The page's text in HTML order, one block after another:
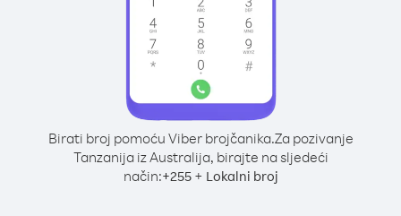
Birati broj pomoću Viber brojčanika.Za pozivanje
Tanzanija iz Australija, birajte na sljedeći
način:+255+ Lokalni broj